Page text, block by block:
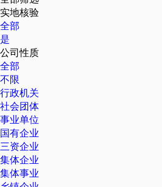
实地核验
全部
是
公司性质
全部
不限
行政机关
社会团体
事业单位
国有企业
三资企业
集体企业
集体事业